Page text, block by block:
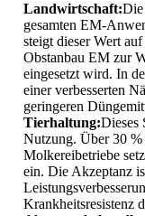
Landwirtschaft:Die
gesamten EM-
steigt dieser Wert
Obstanbau EM zur
eingesetzt wird. In
einer verbesserten
geringeren
Tierhaltung:Dieses
Nutzung. Über 30
Molkereibetriebe
ein. Die Akzeptanz
Krankheitsresistenz